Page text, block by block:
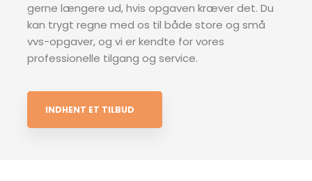
gerne længere ud, hvis opgaven kræver det. Du
kan trygt regne med os til både store og små
vvs-opgaver, og vi er kendte for vores
professionelle tilgang og service.
INDHENT ET TILBUD